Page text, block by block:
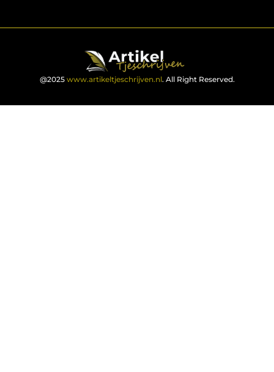
@2025 www.artikeltjeschrijven.nl. All Right Reserved.